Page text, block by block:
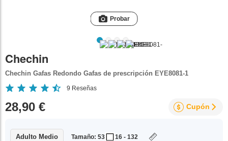
Probar
Chechin
Chechin Gafas Redondo Gafas de prescripción EYE8081-1
9 Reseñas
28,90 € Cupón
Adulto Medio Tamaño: 53 16 - 132